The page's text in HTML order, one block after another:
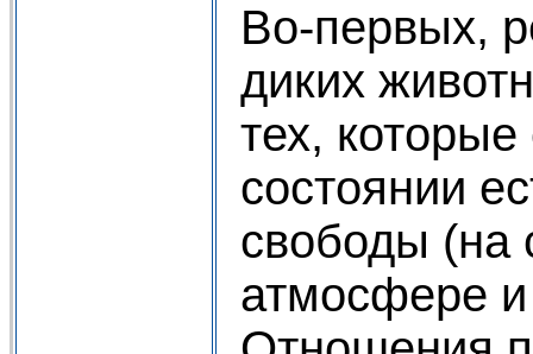
Во-первых,
диких
тех,
состоянии
свободы (на
атмосфере